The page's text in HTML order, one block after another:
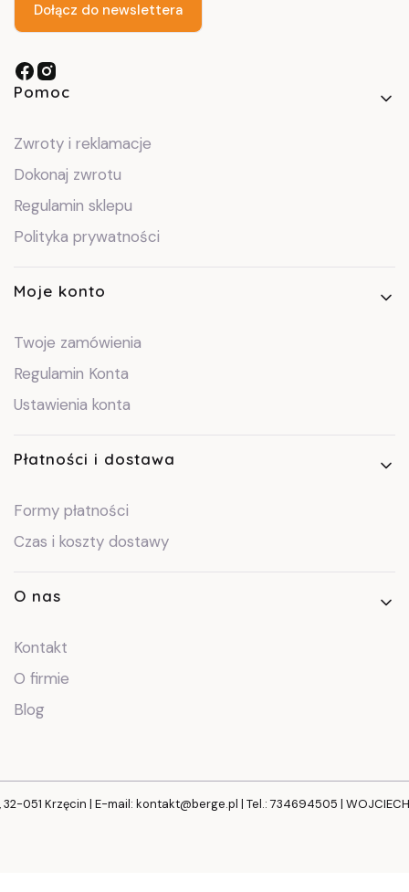
Dołącz do newslettera
Linki w stopce
Pomoc
Zwroty i reklamacje
Dokonaj zwrotu
Regulamin sklepu
Polityka prywatności
Moje konto
Twoje zamówienia
Regulamin Konta
Ustawienia konta
Płatności i dostawa
Formy płatności
Czas i koszty dostawy
O nas
Kontakt
O firmie
Blog
051 Krzęcin | E-mail: kontakt@berge.pl | Tel.: 734694505 | WOJCIECH